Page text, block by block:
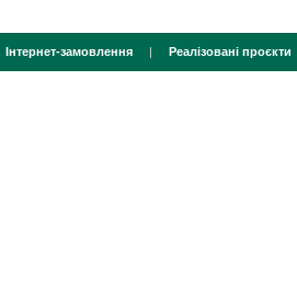
Інтернет-замовлення | Реалізовані проєкти